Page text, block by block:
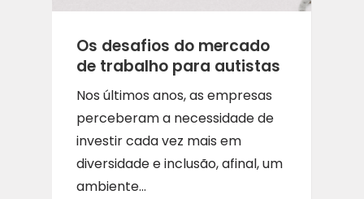
Os desafios do mercado
de trabalho para autistas
Nos últimos anos, as empresas
perceberam a necessidade de
investir cada vez mais em
diversidade e inclusão, afinal, um
ambiente...